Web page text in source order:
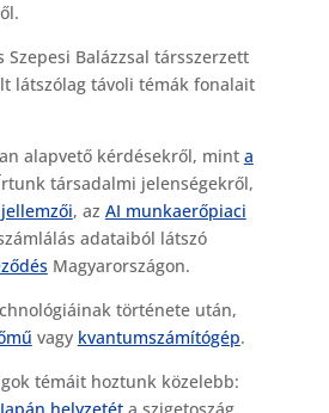
Szepesi Balázzsal társszerzett
látszólag távoli témák fonalait
alapvető kérdésekről, mint a
társadalmi jelenségekről,
, az AI munkaerőpiaci
adataiból látszó
Magyarországon.
története után,
vagy kvantumszámítógép.
témáit hoztunk közelebb: